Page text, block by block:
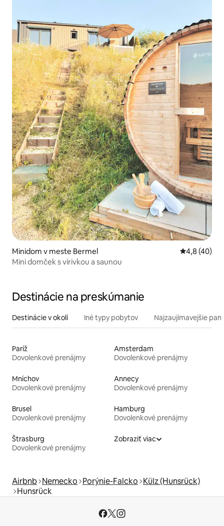
Minidom v meste Bermel Priemerné
4,8 (40)
Mini domček s vírivkou a saunou
Destinácie na preskúmanie
Destinácie v okolí Iné typy pobytov Najzaujímavejšie
Paríž
Dovolenkové prenájmy
Amsterdam
Dovolenkové prenájmy
Mníchov
Dovolenkové prenájmy
Annecy
Dovolenkové prenájmy
Brusel
Dovolenkové prenájmy
Hamburg
Dovolenkové prenájmy
Štrasburg
Dovolenkové prenájmy
Zobraziť viac
Airbnb Nemecko Porýnie-Falcko Külz (Hunsrück)
Hunsrück